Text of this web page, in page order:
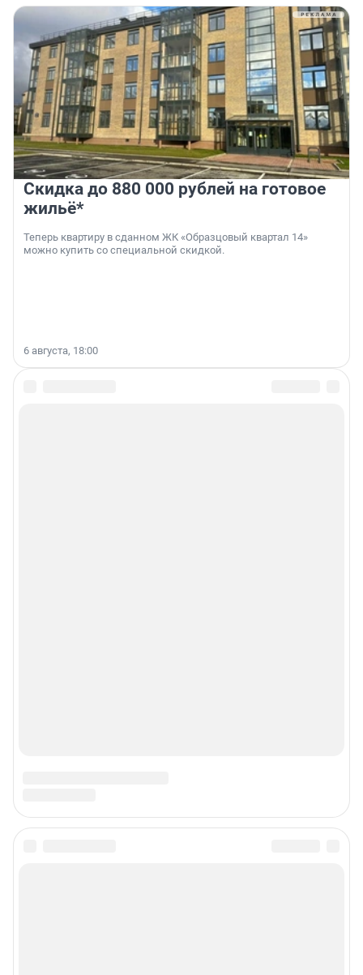
Скидка до 880 000 рублей на готовое
жильё*
Теперь квартиру в сданном ЖК «Образцовый квартал 14»
можно купить со специальной скидкой.
6 августа, 18:00